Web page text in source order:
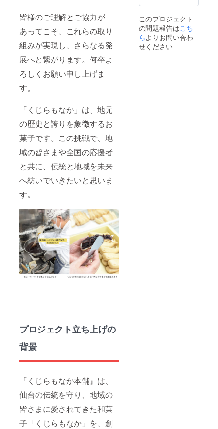
皆様のご理解とご協力が
あってこそ、これらの取り
組みが実現し、さらなる発
展へと繋がります。何卒よ
ろしくお願い申し上げま
す。
「くじらもなか」は、地元
の歴史と誇りを象徴するお
菓子です。この挑戦で、地
域の皆さまや全国の応援者
と共に、伝統と地域を未来
へ紡いでいきたいと思いま
す。
プロジェクト立ち上げの
背景
『くじらもなか本舗』は、
仙台の伝統を守り、地域の
皆さまに愛されてきた和菓
子「くじらもなか」を、創
み、ロ
ナー掲
載、掲
載サイ
ズなど
ご希望
このプロジェクト
の問題報告はこち
ら よりお問い合わ
せください